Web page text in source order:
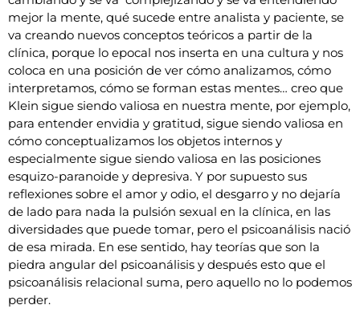
mejor la mente, qué sucede entre analista y paciente, se
va creando nuevos conceptos teóricos a partir de la
clínica, porque lo epocal nos inserta en una cultura y nos
coloca en una posición de ver cómo analizamos, cómo
interpretamos, cómo se forman estas mentes… creo que
Klein sigue siendo valiosa en nuestra mente, por ejemplo,
para entender envidia y gratitud, sigue siendo valiosa en
cómo conceptualizamos los objetos internos y
especialmente sigue siendo valiosa en las posiciones
esquizo-paranoide y depresiva. Y por supuesto sus
reflexiones sobre el amor y odio, el desgarro y no dejaría
de lado para nada la pulsión sexual en la clínica, en las
diversidades que puede tomar, pero el psicoanálisis nació
de esa mirada. En ese sentido, hay teorías que son la
piedra angular del psicoanálisis y después esto que el
psicoanálisis relacional suma, pero aquello no lo podemos
perder.